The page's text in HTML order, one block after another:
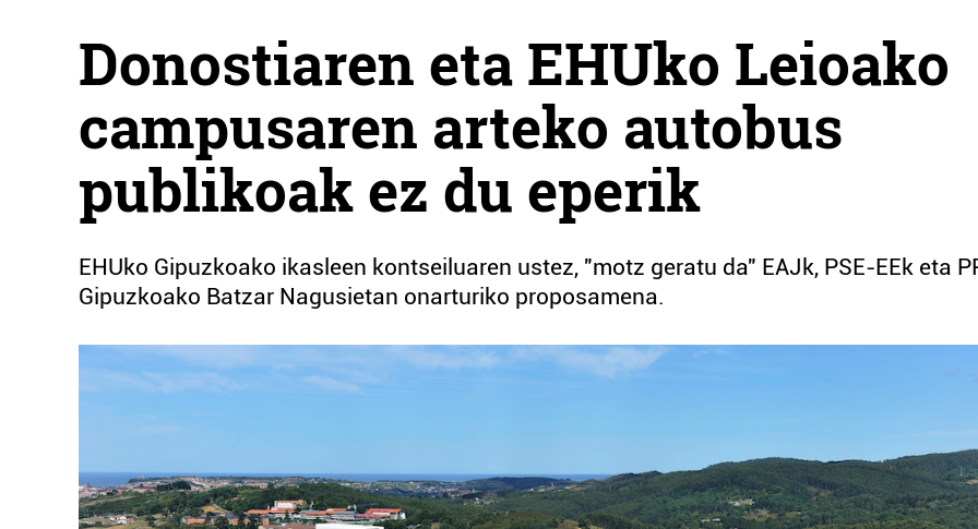
Donostiaren eta EHUko Leioako
campusaren arteko autobus
publikoak ez du eperik
EHUko Gipuzkoako ikasleen kontseiluaren ustez, "motz geratu da" EAJk, PSE-EEk eta
Gipuzkoako Batzar Nagusietan onarturiko proposamena.